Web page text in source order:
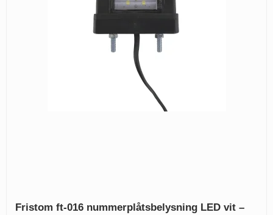
Fristom ft-016 nummerplåtsbelysning LED vit –